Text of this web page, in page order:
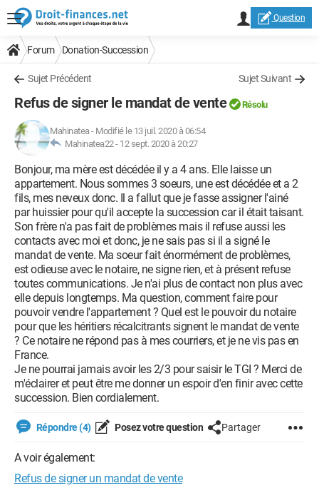
Question
Forum Donation-Succession
Sujet Précédent Sujet Suivant
Refus de signer le mandat de vente Résolu
Mahinatea- Modifié le 13 juil. 2020 à 06:54
Mahinatea22 - 12 sept. 2020 à 20:27
Bonjour, ma mère est décédée il y a 4 ans. Elle laisse un
appartement. Nous sommes 3 soeurs, une est décédée et a 2
fils, mes neveux donc. Il a fallut que je fasse assigner l'ainé
par huissier pour qu'il accepte la succession car il était taisant.
Son frère n'a pas fait de problèmes mais il refuse aussi les
contacts avec moi et donc, je ne sais pas si il a signé le
mandat de vente. Ma soeur fait énormément de problèmes,
est odieuse avec le notaire, ne signe rien, et à présent refuse
toutes communications. Je n'ai plus de contact non plus avec
elle depuis longtemps. Ma question, comment faire pour
pouvoir vendre l'appartement ? Quel est le pouvoir du notaire
pour que les héritiers récalcitrants signent le mandat de vente
? Ce notaire ne répond pas à mes courriers, et je ne vis pas en
France.
Je ne pourrai jamais avoir les 2/3 pour saisir le TGI ? Merci de
m'éclairer et peut être me donner un espoir d'en finir avec cette
succession. Bien cordialement.
Répondre (4) Posez votre question Partager
A voir également:
Refus de signer un mandat de vente